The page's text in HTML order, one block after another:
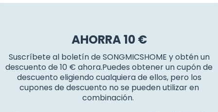
AHORRA 10 €
Suscríbete al boletín de SONGMICSHOME y obtén un
descuento de 10 € ahora.Puedes obtener un cupón de
descuento eligiendo cualquiera de ellos, pero los
cupones de descuento no se pueden utilizar en
combinación.